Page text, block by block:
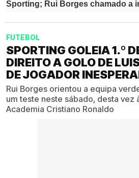
FUTEBOL
SPORTING GOLEIA 1.º
DIREITO A GOLO DE
DE JOGADOR
Rui Borges orientou a equipa
um teste neste sábado, desta vez
Academia Cristiano Ronaldo